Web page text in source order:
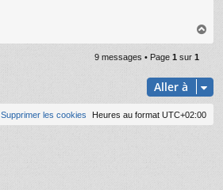
a
9 messages • Page 1 sur 1
Aller à
Heures au format UTC+02:00
Supprimer les cookies